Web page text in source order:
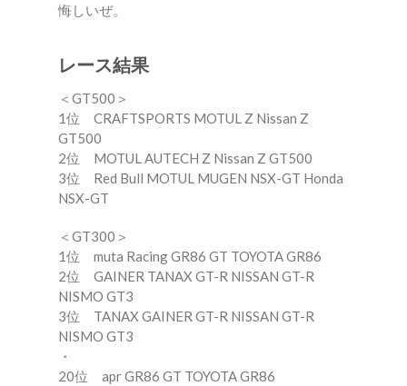
悔しいぜ。
レース結果
＜GT500＞
1位 CRAFTSPORTS MOTUL Z Nissan Z
GT500
2位 MOTUL AUTECH Z Nissan Z GT500
3位 Red Bull MOTUL MUGEN NSX-GT Honda
NSX-GT
＜GT300＞
1位 muta Racing GR86 GT TOYOTA GR86
2位 GAINER TANAX GT-R NISSAN GT-R
NISMO GT3
3位 TANAX GAINER GT-R NISSAN GT-R
NISMO GT3
・
20位 apr GR86 GT TOYOTA GR86